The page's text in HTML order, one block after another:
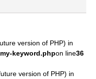
version of PHP) in
keyword.phpon line36
version of PHP) in